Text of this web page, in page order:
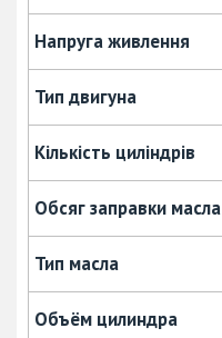
Напруга живлення
Тип двигуна
Кількість циліндрів
Обсяг заправки масла
Тип масла
Объём цилиндра